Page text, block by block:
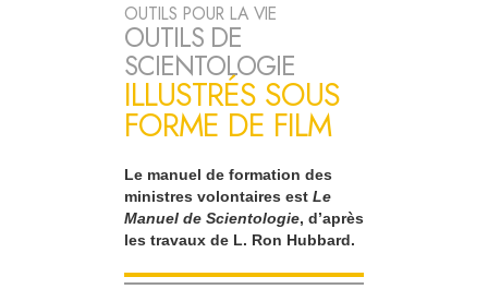
OUTILS POUR LA VIE
OUTILS DE
SCIENTOLOGIE
ILLUSTRÉS SOUS
FORME DE FILM
Le manuel de formation des
ministres volontaires est Le
Manuel de Scientologie, d’après
les travaux de L. Ron Hubbard.